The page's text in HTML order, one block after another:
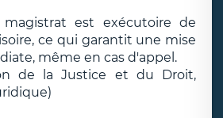
est exécutoire de
ce qui garantit une mise
même en cas d'appel.
de la Justice et du Droit,